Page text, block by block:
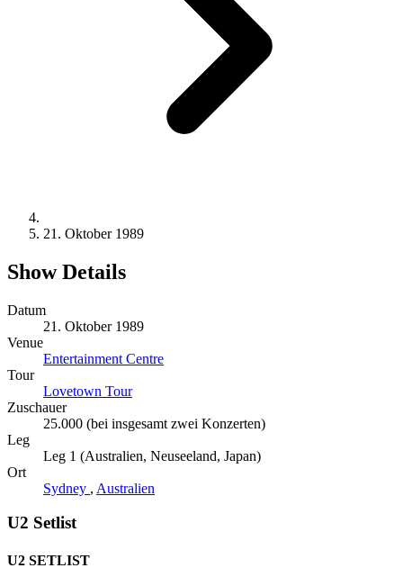
21. Oktober 1989
Show Details
Datum
21. Oktober 1989
Venue
Entertainment Centre
Tour
Lovetown Tour
Zuschauer
25.000 (bei insgesamt zwei Konzerten)
Leg
Leg 1 (Australien, Neuseeland, Japan)
Ort
Sydney , Australien
U2 Setlist
U2 SETLIST